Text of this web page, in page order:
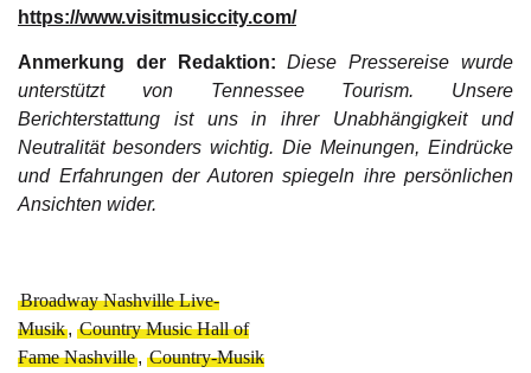
https://www.visitmusiccity.com/
Anmerkung der Redaktion:
Diese Pressereise wurde
unterstützt von Tennessee Tourism. Unsere
Berichterstattung ist uns in ihrer Unabhängigkeit und
Neutralität besonders wichtig. Die Meinungen, Eindrücke
und Erfahrungen der Autoren spiegeln ihre persönlichen
Ansichten wider.
Broadway Nashville Live-
Musik, Country Music Hall of
Fame Nashville, Country-Musik